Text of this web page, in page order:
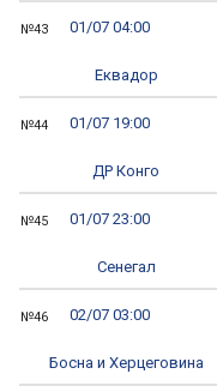
№43 01/07 04:00
Еквадор
№44 01/07 19:00
ДР Конго
№45 01/07 23:00
Сенегал
№46 02/07 03:00
Босна и Херцеговина